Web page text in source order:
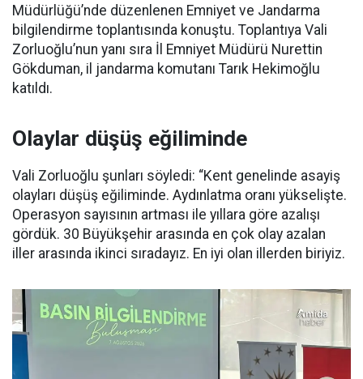
Müdürlüğü’nde düzenlenen Emniyet ve Jandarma
bilgilendirme toplantısında konuştu. Toplantıya Vali
Zorluoğlu’nun yanı sıra İl Emniyet Müdürü Nurettin
Gökduman, il jandarma komutanı Tarık Hekimoğlu
katıldı.
Olaylar düşüş eğiliminde
Vali Zorluoğlu şunları söyledi: “Kent genelinde asayiş
olayları düşüş eğiliminde. Aydınlatma oranı yükselişte.
Operasyon sayısının artması ile yıllara göre azalışı
gördük. 30 Büyükşehir arasında en çok olay azalan
iller arasında ikinci sıradayız. En iyi olan illerden biriyiz.